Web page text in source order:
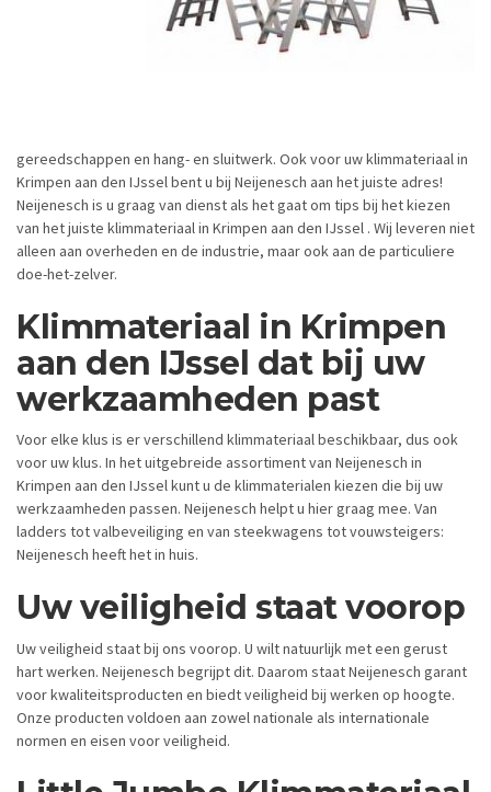
gereedschappen en hang- en sluitwerk. Ook voor uw klimmateriaal in
Krimpen aan den IJssel bent u bij Neijenesch aan het juiste adres!
Neijenesch is u graag van dienst als het gaat om tips bij het kiezen
van het juiste klimmateriaal in Krimpen aan den IJssel . Wij leveren niet
alleen aan overheden en de industrie, maar ook aan de particuliere
doe-het-zelver.
Klimmateriaal in Krimpen
aan den IJssel dat bij uw
werkzaamheden past
Voor elke klus is er verschillend klimmateriaal beschikbaar, dus ook
voor uw klus. In het uitgebreide assortiment van Neijenesch in
Krimpen aan den IJssel kunt u de klimmaterialen kiezen die bij uw
werkzaamheden passen. Neijenesch helpt u hier graag mee. Van
ladders tot valbeveiliging en van steekwagens tot vouwsteigers:
Neijenesch heeft het in huis.
Uw veiligheid staat voorop
Uw veiligheid staat bij ons voorop. U wilt natuurlijk met een gerust
hart werken. Neijenesch begrijpt dit. Daarom staat Neijenesch garant
voor kwaliteitsproducten en biedt veiligheid bij werken op hoogte.
Onze producten voldoen aan zowel nationale als internationale
normen en eisen voor veiligheid.